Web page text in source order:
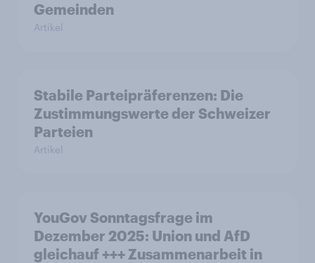
Gemeinden
Artikel
Stabile Parteipräferenzen: Die
Zustimmungswerte der Schweizer
Parteien
Artikel
YouGov Sonntagsfrage im
Dezember 2025: Union und AfD
gleichauf +++ Zusammenarbeit in